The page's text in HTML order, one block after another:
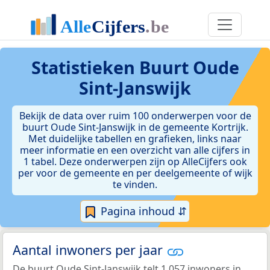
Statistieken Buurt Oude
Sint-Janswijk
Bekijk de data over ruim 100 onderwerpen voor de
buurt Oude Sint-Janswijk in de gemeente Kortrijk.
Met duidelijke tabellen en grafieken, links naar
meer informatie en een overzicht van alle cijfers in
1 tabel. Deze onderwerpen zijn op AlleCijfers ook
per voor de gemeente en per deelgemeente of wijk
te vinden.
Pagina inhoud ⇵
Aantal inwoners per jaar